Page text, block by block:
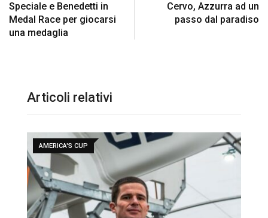
Speciale e Benedetti in
Medal Race per giocarsi
una medaglia
Cervo, Azzurra ad un
passo dal paradiso
Articoli relativi
AMERICA'S CUP